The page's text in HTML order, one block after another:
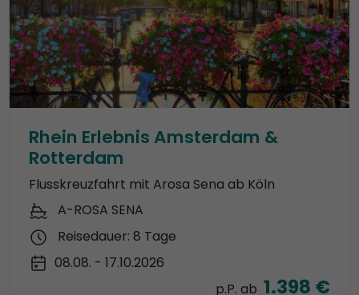
Rhein Erlebnis Amsterdam &
Rotterdam
Flusskreuzfahrt mit Arosa Sena ab Köln
A-ROSA SENA
Reisedauer: 8 Tage
08.08. - 17.10.2026
p.P. ab 1.398 €